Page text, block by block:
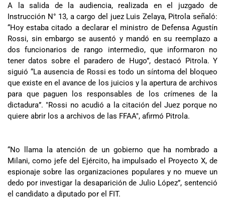
A la salida de la audiencia, realizada en el juzgado de
Instrucción N° 13, a cargo del juez Luis Zelaya, Pitrola señaló:
“Hoy estaba citado a declarar el ministro de Defensa Agustín
Rossi, sin embargo se ausentó y mandó en su reemplazo a
dos funcionarios de rango intermedio, que informaron no
tener datos sobre el paradero de Hugo”, destacó Pitrola. Y
siguió “La ausencia de Rossi es todo un síntoma del bloqueo
que existe en el avance de los juicios y la apertura de archivos
para que paguen los responsables de los crímenes de la
dictadura”. "Rossi no acudió a la citación del Juez porque no
quiere abrir los a archivos de las FFAA", afirmó Pitrola.
“No llama la atención de un gobierno que ha nombrado a
Milani, como jefe del Ejército, ha impulsado el Proyecto X, de
espionaje sobre las organizaciones populares y no mueve un
dedo por investigar la desaparición de Julio López”, sentenció
el candidato a diputado por el FIT.